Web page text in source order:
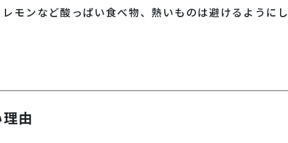
モンなど酸っぱい食べ物、熱いものは避けるようにし
由